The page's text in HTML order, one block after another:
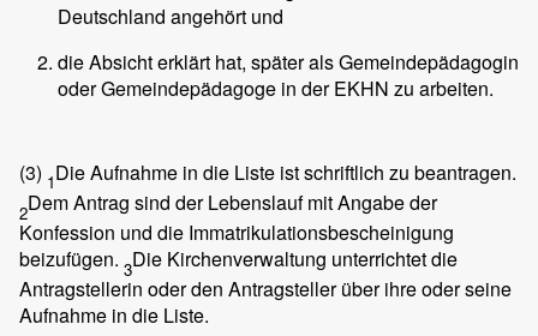
Deutschland angehört und
die Absicht erklärt hat, später als Gemeindepädagogin
oder Gemeindepädagoge in der EKHN zu arbeiten.
(3) 1Die Aufnahme in die Liste ist schriftlich zu beantragen.
2Dem Antrag sind der Lebenslauf mit Angabe der
Konfession und die Immatrikulationsbescheinigung
beizufügen. 3Die Kirchenverwaltung unterrichtet die
Antragstellerin oder den Antragsteller über ihre oder seine
Aufnahme in die Liste.